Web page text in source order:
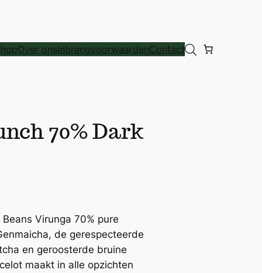
Over onsInbrengvoorwaardenContact
70% Dark
Virunga 70% pure
de gerespecteerde
en geroosterde bruine
maakt in alle opzichten